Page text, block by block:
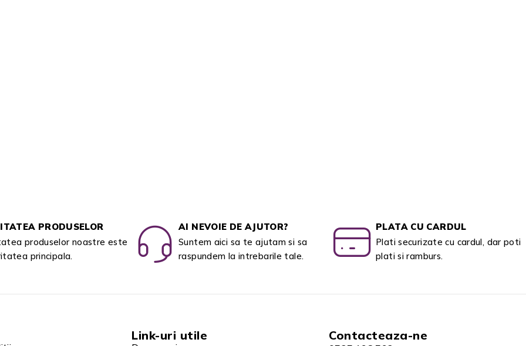
PRODUSELOR
produselor noastre este
principala.
AI NEVOIE DE AJUTOR?
Suntem aici sa te ajutam si sa
raspundem la intrebarile tale.
PLATA CU CARDUL
Plati securizate cu cardul, dar poti
plati si ramburs.
Link-uri utile Contacteaza-ne